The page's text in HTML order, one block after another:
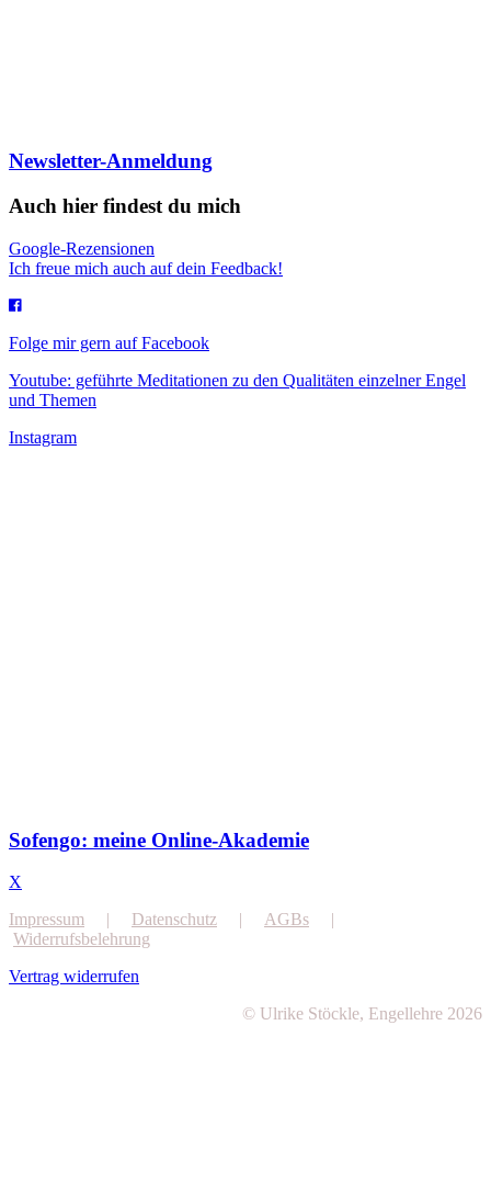
Newsletter-Anmeldung
Auch hier findest du mich
Google-Rezensionen
Ich freue mich auch auf dein Feedback!
Folge mir gern auf Facebook
Youtube: geführte Meditationen zu den Qualitäten einzelner Engel
und Themen
Instagram
Sofengo: meine Online-Akademie
X
Impressum | Datenschutz | AGBs |
Widerrufsbelehrung
Vertrag widerrufen
© Ulrike Stöckle, Engellehre 2026